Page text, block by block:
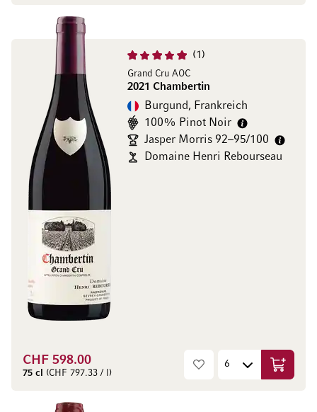
1
Grand Cru AOC
2021 Chambertin
Burgund, Frankreich
100% Pinot Noir
Jasper Morris 92–95/100
Domaine Henri Rebourseau
CHF 598.00
75 cl (CHF 797.33 / l) In den